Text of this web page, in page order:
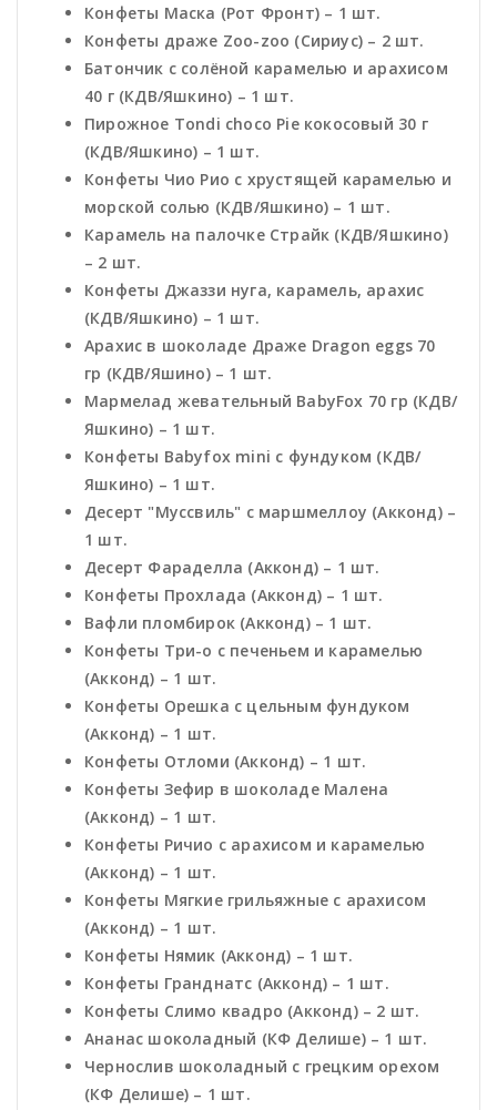
Конфеты Маска (Рот Фронт) – 1 шт.
Конфеты драже Zoo-zoo (Сириус) – 2 шт.
Батончик с солёной карамелью и арахисом
40 г (КДВ/Яшкино) – 1 шт.
Пирожное Tondi choco Pie кокосовый 30 г
(КДВ/Яшкино) – 1 шт.
Конфеты Чио Рио с хрустящей карамелью и
морской солью (КДВ/Яшкино) – 1 шт.
Карамель на палочке Страйк (КДВ/Яшкино)
– 2 шт.
Конфеты Джаззи нуга, карамель, арахис
(КДВ/Яшкино) – 1 шт.
Арахис в шоколаде Драже Dragon eggs 70
гр (КДВ/Яшино) – 1 шт.
Мармелад жевательный BabyFox 70 гр (КДВ/
Яшкино) – 1 шт.
Конфеты Babyfox mini с фундуком (КДВ/
Яшкино) – 1 шт.
Десерт "Муссвиль" с маршмеллоу (Акконд) –
1 шт.
Десерт Фараделла (Акконд) – 1 шт.
Конфеты Прохлада (Акконд) – 1 шт.
Вафли пломбирок (Акконд) – 1 шт.
Конфеты Три-о с печеньем и карамелью
(Акконд) – 1 шт.
Конфеты Орешка с цельным фундуком
(Акконд) – 1 шт.
Конфеты Отломи (Акконд) – 1 шт.
Конфеты Зефир в шоколаде Малена
(Акконд) – 1 шт.
Конфеты Ричио с арахисом и карамелью
(Акконд) – 1 шт.
Конфеты Мягкие грильяжные с арахисом
(Акконд) – 1 шт.
Конфеты Нямик (Акконд) – 1 шт.
Конфеты Гранднатс (Акконд) – 1 шт.
Конфеты Слимо квадро (Акконд) – 2 шт.
Ананас шоколадный (КФ Делише) – 1 шт.
Чернослив шоколадный с грецким орехом
(КФ Делише) – 1 шт.